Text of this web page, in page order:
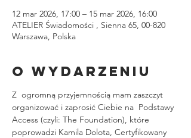
12 mar 2026, 17:00 – 15 mar 2026, 16:00
ATELIER Świadomości , Sienna 65, 00-820
Warszawa, Polska
O wydarzeniu
Z  ogromną przyjemnością mam zaszczyt
organizować i zaprosić Ciebie na  Podstawy
Access (czyli: The Foundation), które
poprowadzi Kamila Dolota, Certyfikowany